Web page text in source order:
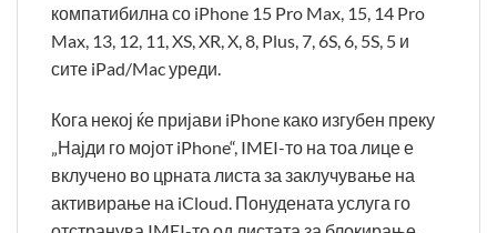
компатибилна со iPhone 15 Pro Max, 15, 14 Pro
Max, 13, 12, 11, XS, XR, X, 8, Plus, 7, 6S, 6, 5S, 5 и
сите iPad/Mac уреди.
Кога некој ќе пријави iPhone како изгубен преку
„Најди го мојот iPhone“, IMEI-то на тоа лице е
вклучено во црната листа за заклучување на
активирање на iCloud. Понудената услуга го